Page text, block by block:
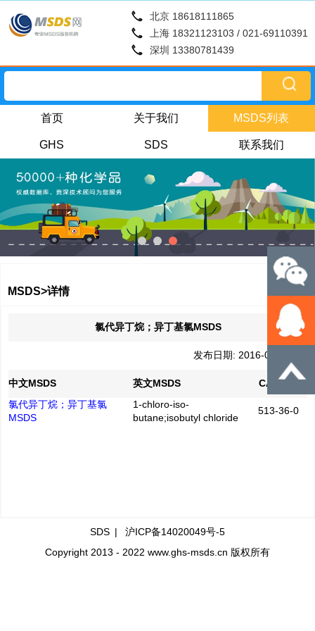
北京 18618111865
上海 18321123103 / 021-69110391
深圳 13380781439
首页 关于我们 MSDS列表
GHS SDS 联系我们
MSDS>详情
氯代异丁烷；异丁基氯MSDS
发布日期: 2016-04-21
中文MSDS 英文MSDS
CAS No.
氯代异丁烷；异丁基氯
MSDS
1-chloro-iso-
butane;isobutyl chloride
513-36-0
SDS | 沪ICP备14020049号-5
Copyright 2013 - 2022 www.ghs-msds.cn 版权所有